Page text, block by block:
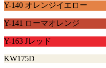
Y-140 オレンジイエロー
Y-141 ローマオレンジ
Y-163 Jレッド
KW175D